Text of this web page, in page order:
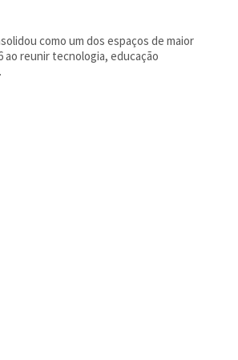
como um dos espaços de maior
ao reunir tecnologia, educação